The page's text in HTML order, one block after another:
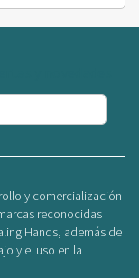
y comercialización
reconocidas
Hands, además de
y el uso en la